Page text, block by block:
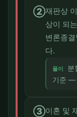
②재판상
상이 되
변론종
다.
풀이
분
기준 —
③이혼 및